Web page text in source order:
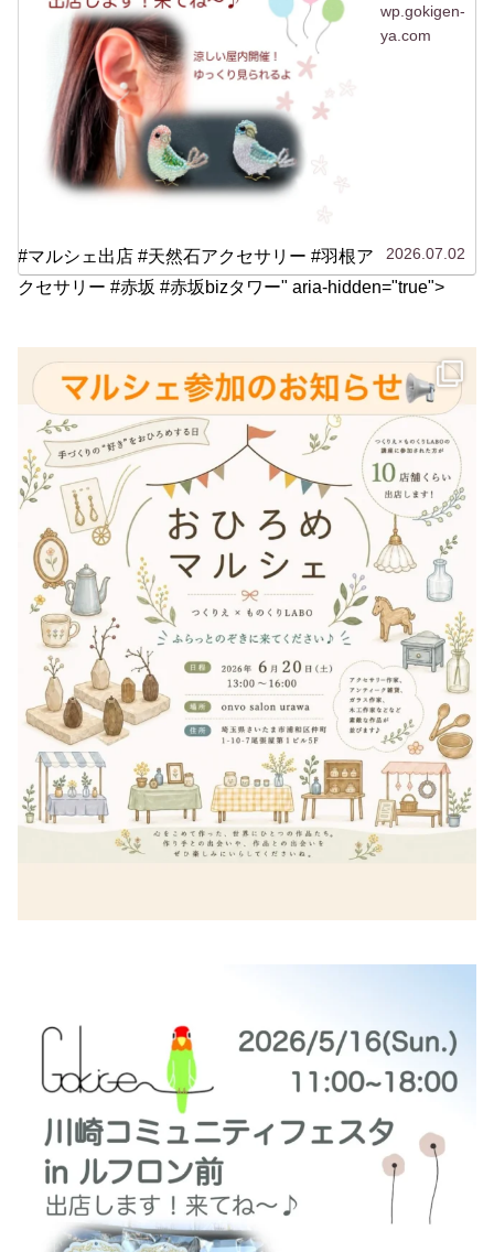
wp.gokigen-
ya.com
2026.07.02
#マルシェ出店 #天然石アクセサリー #羽根ア
クセサリー #赤坂 #赤坂bizタワー" aria-hidden="true">